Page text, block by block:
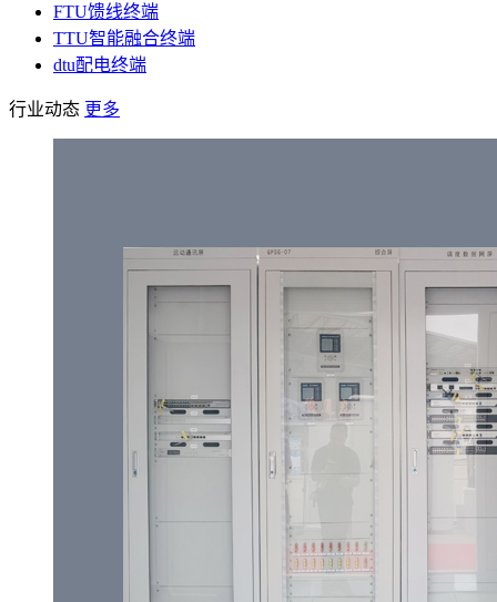
FTU馈线终端
TTU智能融合终端
dtu配电终端
行业动态 更多